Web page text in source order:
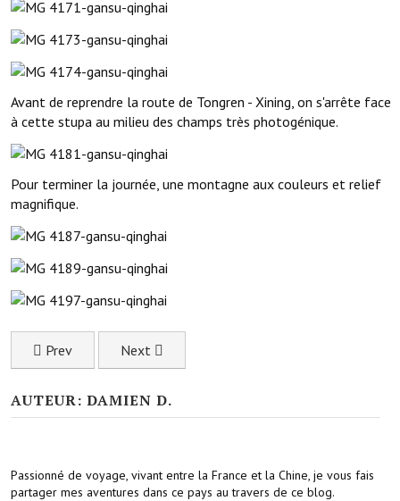
Avant de reprendre la route de Tongren - Xining, on s'arrête face
à cette stupa au milieu des champs très photogénique.
Pour terminer la journée, une montagne aux couleurs et relief
magnifique.
Previous article: Le monastère de Wuyu à Tongren
Prev Next article: Le vieux village de Bajiaocheng
Next
AUTEUR: DAMIEN D.
Passionné de voyage, vivant entre la France et la Chine, je vous fais
partager mes aventures dans ce pays au travers de ce blog.